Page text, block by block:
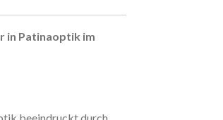
in Patinaoptik im